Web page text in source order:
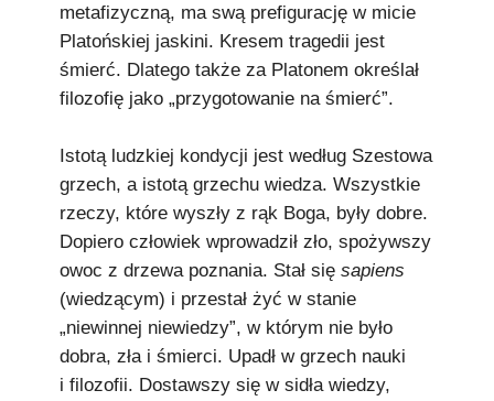
metafizyczną, ma swą prefigurację w micie
Platońskiej jaskini. Kresem tragedii jest
śmierć. Dlatego także za Platonem określał
filozofię jako „przygotowanie na śmierć”.
Istotą ludzkiej kondycji jest według Szestowa
grzech, a istotą grzechu wiedza. Wszystkie
rzeczy, które wyszły z rąk Boga, były dobre.
Dopiero człowiek wprowadził zło, spożywszy
owoc z drzewa poznania. Stał się sapiens
(wiedzącym) i przestał żyć w stanie
„niewinnej niewiedzy”, w którym nie było
dobra, zła i śmierci. Upadł w grzech nauki
i filozofii. Dostawszy się w sidła wiedzy,